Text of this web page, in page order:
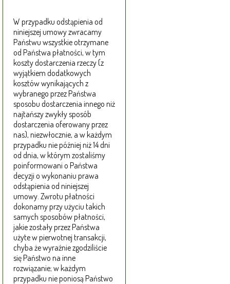
W przypadku odstąpienia od
niniejszej umowy zwracamy
Państwu wszystkie otrzymane
od Państwa płatności, w tym
koszty dostarczenia rzeczy (z
wyjątkiem dodatkowych
kosztów wynikających z
wybranego przez Państwa
sposobu dostarczenia innego niż
najtańszy zwykły sposób
dostarczenia oferowany przez
nas), niezwłocznie, a w każdym
przypadku nie później niż 14 dni
od dnia, w którym zostaliśmy
poinformowani o Państwa
decyzji o wykonaniu prawa
odstąpienia od niniejszej
umowy. Zwrotu płatności
dokonamy przy użyciu takich
samych sposobów płatności,
jakie zostały przez Państwa
użyte w pierwotnej transakcji,
chyba że wyraźnie zgodziliście
się Państwo na inne
rozwiązanie; w każdym
przypadku nie poniosą Państwo